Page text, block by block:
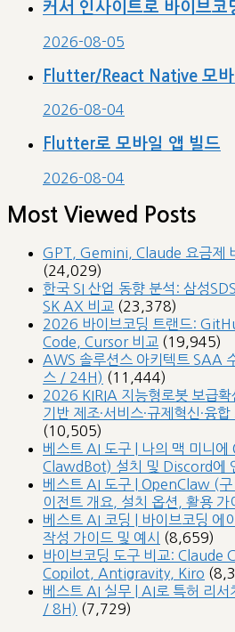
커서 인사이트로 바이브코
2026-08-05
Flutter/React Native 모
2026-08-04
Flutter로 모바일 앱 빌드
2026-08-04
Most Viewed Posts
GPT, Gemini, Claude 요금제
(24,029)
한국 SI 산업 동향 분석: 삼성
SK AX 비교 (23,378)
2026 바이브코딩 트랜드:
Code, Cursor 비교 (19,945)
AWS 솔루션스 아키텍트 SAA
스 / 24H) (11,444)
2026 KIRIA 지능형로봇 보급
기반 제조·서비스·규제혁신·융
(10,505)
베스트 AI 도구 | 나의 맥 미니
ClawdBot) 설치 및 Discord에
베스트 AI 도구 | OpenClaw (
이전트 개요, 설치 옵션, 활용 가
베스트 AI 코딩 | 바이브코딩 에
작성 가이드 및 예시
(8,659)
바이브코딩 도구 비교:
Copilot, Antigravity, Kiro
베스트 AI 실무 | AI로 특허 리
/ 8H) (7,729)